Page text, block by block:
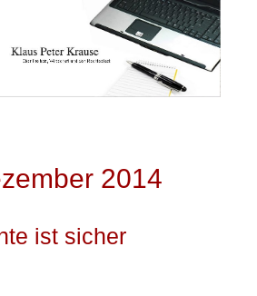
2014
ist sicher